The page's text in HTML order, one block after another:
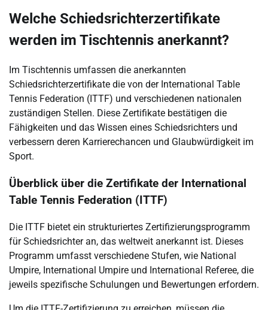
Welche Schiedsrichterzertifikate
werden im Tischtennis anerkannt?
Im Tischtennis umfassen die anerkannten
Schiedsrichterzertifikate die von der International Table
Tennis Federation (ITTF) und verschiedenen nationalen
zuständigen Stellen. Diese Zertifikate bestätigen die
Fähigkeiten und das Wissen eines Schiedsrichters und
verbessern deren Karrierechancen und Glaubwürdigkeit im
Sport.
Überblick über die Zertifikate der International
Table Tennis Federation (ITTF)
Die ITTF bietet ein strukturiertes Zertifizierungsprogramm
für Schiedsrichter an, das weltweit anerkannt ist. Dieses
Programm umfasst verschiedene Stufen, wie National
Umpire, International Umpire und International Referee, die
jeweils spezifische Schulungen und Bewertungen erfordern.